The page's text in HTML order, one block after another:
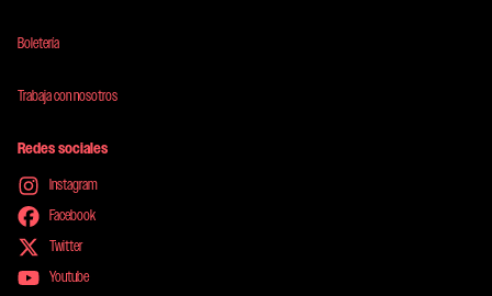
Boletería
Trabaja con nosotros
Redes sociales
Instagram
Facebook
Twitter
Youtube